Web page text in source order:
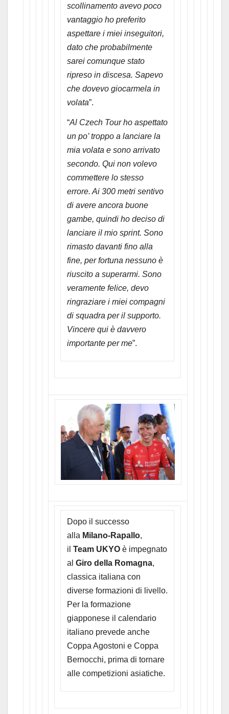
scollinamento avevo poco
vantaggio ho preferito
aspettare i miei inseguitori,
dato che probabilmente
sarei comunque stato
ripreso in discesa. Sapevo
che dovevo giocarmela in
volata”.
“Al Czech Tour ho aspettato
un po’ troppo a lanciare la
mia volata e sono arrivato
secondo. Qui non volevo
commettere lo stesso
errore. Ai 300 metri sentivo
di avere ancora buone
gambe, quindi ho deciso di
lanciare il mio sprint. Sono
rimasto davanti fino alla
fine, per fortuna nessuno è
riuscito a superarmi. Sono
veramente felice, devo
ringraziare i miei compagni
di squadra per il supporto.
Vincere qui è davvero
importante per me”.
Dopo il successo
alla Milano-Rapallo,
il Team UKYO è impegnato
al Giro della Romagna,
classica italiana con
diverse formazioni di livello.
Per la formazione
giapponese il calendario
italiano prevede anche
Coppa Agostoni e Coppa
Bernocchi, prima di tornare
alle competizioni asiatiche.